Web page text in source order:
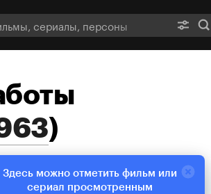
)
Здесь можно отметить фильм или
сериал просмотренным